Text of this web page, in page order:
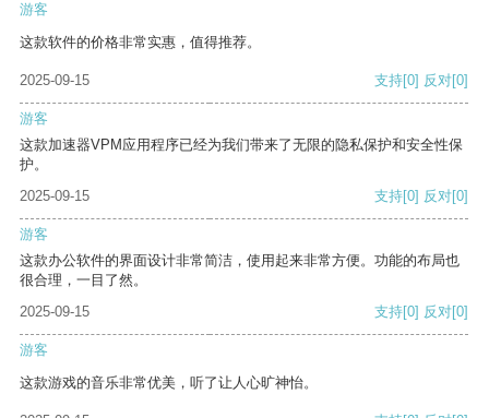
游客
这款软件的价格非常实惠，值得推荐。
2025-09-15 支持[0] 反对[0]
游客
这款加速器VPM应用程序已经为我们带来了无限的隐私保护和安全性保
护。
2025-09-15
支持[0] 反对[0]
游客
这款办公软件的界面设计非常简洁，使用起来非常方便。功能的布局也
很合理，一目了然。
2025-09-15
支持[0] 反对[0]
游客
这款游戏的音乐非常优美，听了让人心旷神怡。